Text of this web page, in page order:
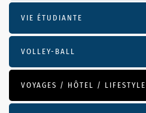
VIE ÉTUDIANTE
VOLLEY-BALL
VOYAGES / HÔTEL / LIFESTYLE